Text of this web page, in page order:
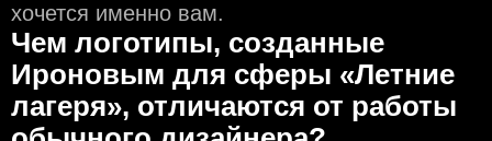
хочется именно вам.
Чем логотипы, созданные
Ироновым для сферы «Летние
лагеря», отличаются от работы